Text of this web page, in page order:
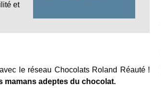
et
le réseau Chocolats Roland Réauté !
mamans adeptes du chocolat.